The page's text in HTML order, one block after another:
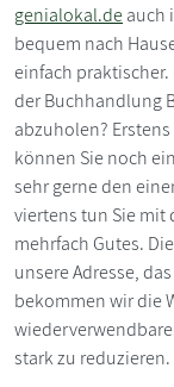
genialokal.deauch
bequem nach
einfach praktischer.
der Buchhandlung
abzuholen?
können Sie noch
sehr gerne den
viertens tun Sie mit
mehrfach Gutes.
unsere Adresse,
bekommen wir die
stark zu